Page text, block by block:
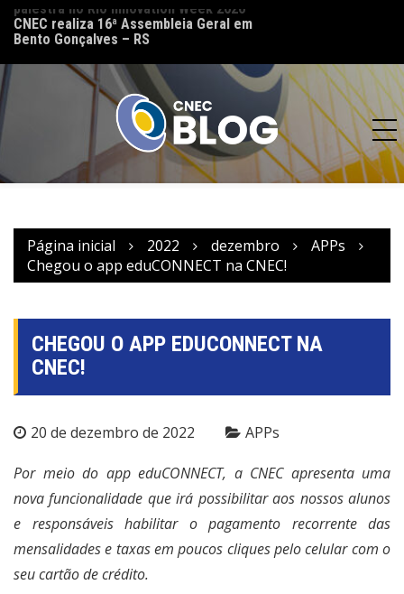
CNEC realiza 16ª Assembleia Geral em
Bento Gonçalves – RS
Página inicial 2022 dezembro
APPs
Chegou o app eduCONNECT na CNEC!
CHEGOU O APP EDUCONNECT NA
CNEC!
20 de dezembro de 2022 APPs
Por meio do app eduCONNECT, a CNEC apresenta uma
nova funcionalidade que irá possibilitar aos nossos alunos
e responsáveis habilitar o pagamento recorrente das
mensalidades e taxas em poucos cliques pelo celular com o
seu cartão de crédito.